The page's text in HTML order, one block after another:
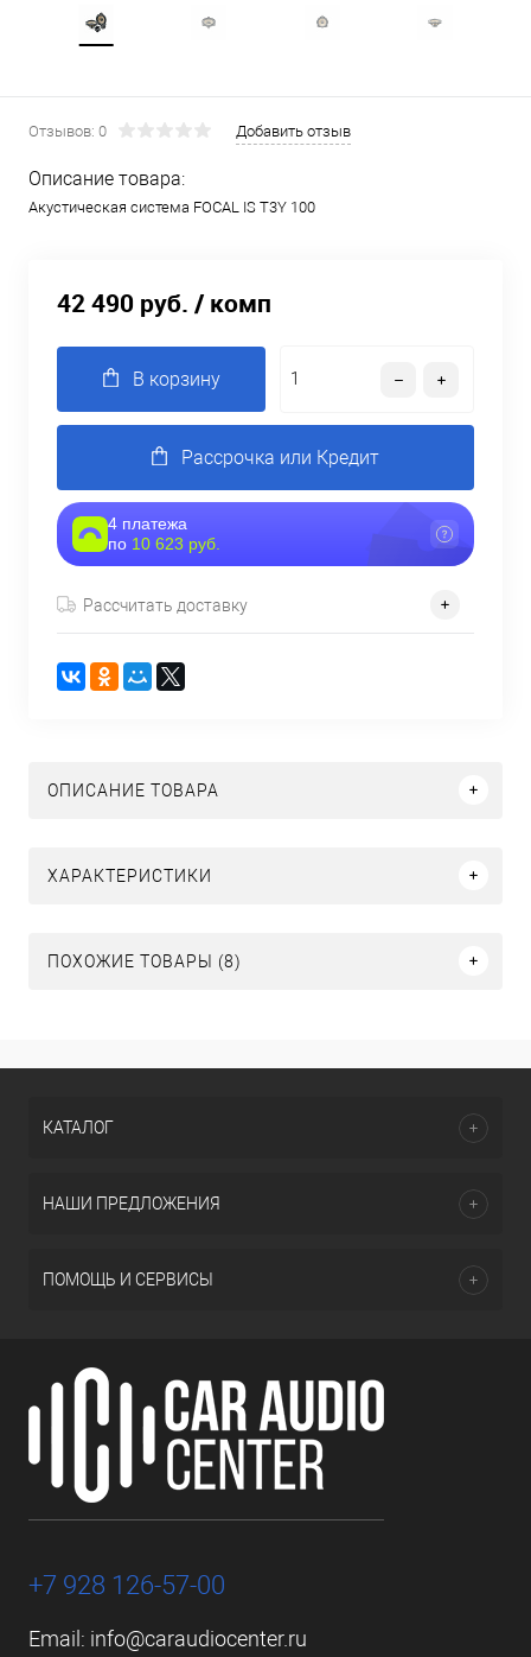
Отзывов: 0 Добавить отзыв
Описание товара:
Акустическая система FOCAL IS T3Y 100
42 490 руб. / комп
В корзину
Рассрочка или Кредит
4 платежа
по 10 623 руб.
Рассчитать доставку
ОПИСАНИЕ ТОВАРА
ХАРАКТЕРИСТИКИ
ПОХОЖИЕ ТОВАРЫ (8)
КАТАЛОГ
НАШИ ПРЕДЛОЖЕНИЯ
ПОМОЩЬ И СЕРВИСЫ
+7 928 126-57-00
Email: info@caraudiocenter.ru